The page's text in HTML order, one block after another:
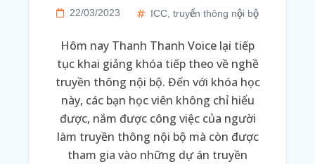
22/03/2023 ICC truyền thông nội bộ
Hôm nay Thanh Thanh Voice lại tiếp
tục khai giảng khóa tiếp theo về nghề
truyền thông nội bộ. Đến với khóa học
này, các bạn học viên không chỉ hiểu
được, nắm được công việc của người
làm truyền thông nội bộ mà còn được
tham gia vào những dự án truyền